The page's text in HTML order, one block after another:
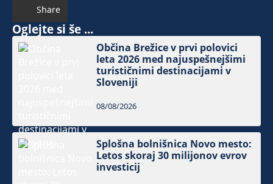
Share
Oglejte si še ...
Občina Brežice v prvi polovici
leta 2026 med najuspešnejšimi
turističnimi destinacijami v
Sloveniji
08/08/2026
Splošna bolnišnica Novo mesto:
Letos skoraj 30 milijonov evrov
investicij